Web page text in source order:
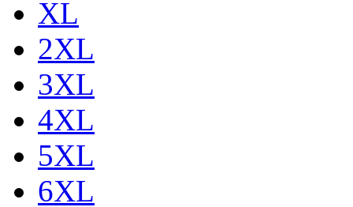
XL
2XL
3XL
4XL
5XL
6XL